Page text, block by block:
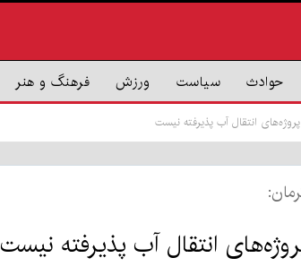
حوادث سیاست ورزش فرهنگ و هنر
انتقال آب پذیرفته نیست
انتقال آب پذیرفته نیست